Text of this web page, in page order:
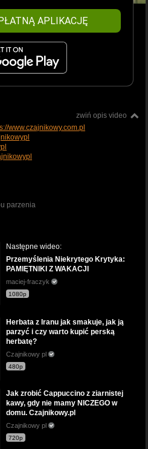
APLIKACJĘ
zwiń opis video
www.czajnikowy.com.pl
parzenia
Następne wideo:
Przemyślenia Niekrytego Krytyka:
PAMIĘTNIKI Z WAKACJI
maciej-fraczyk
1080p
Herbata z Iranu jak smakuje, jak ją
parzyć i czy warto kupić perską
herbatę?
Czajnikowy pl
480p
Jak zrobić Cappuccino z ziarnistej
kawy, gdy nie mamy NICZEGO w
domu. Czajnikowy.pl
Czajnikowy pl
720p